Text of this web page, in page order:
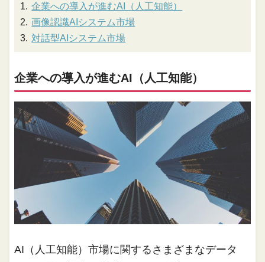
企業への導入が進むAI（人工知能）
画像認識AIシステム市場
対話型AIシステム市場
企業への導入が進むAI（人工知能）
AI（人工知能）市場に関するさまざまなデータ